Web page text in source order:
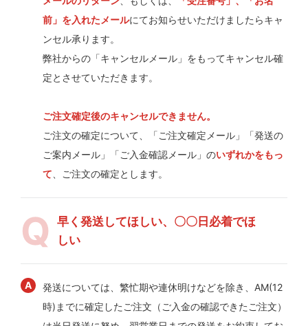
前」を入れたメールにてお知らせいただけましたらキャ
ンセル承ります。
弊社からの「キャンセルメール」をもってキャンセル確
定とさせていただきます。
ご注文確定後のキャンセルできません。
ご注文の確定について、「ご注文確定メール」「発送の
ご案内メール」「ご入金確認メール」のいずれかをもっ
て 、ご注文の確定とします。
早く発送してほしい、〇〇日必着でほ
しい
発送については、繁忙期や連休明けなどを除き、AM(12
時)までに確定したご注文（ご入金の確認できたご注文）